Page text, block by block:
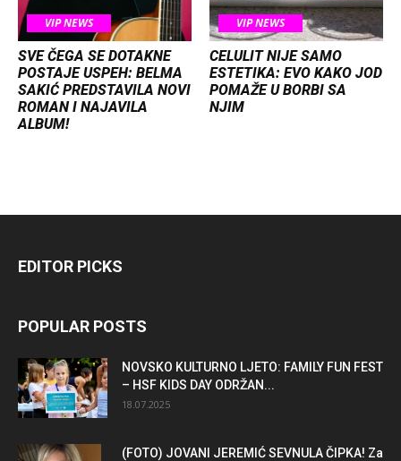
VIP NEWS
SVE ČEGA SE DOTAKNE
POSTAJE USPEH: BELMA
SAKIĆ PREDSTAVILA NOVI
ROMAN I NAJAVILA
ALBUM!
VIP NEWS
CELULIT NIJE SAMO
ESTETIKA: EVO KAKO JOD
POMAŽE U BORBI SA
NJIM
EDITOR PICKS
POPULAR POSTS
NOVSKO KULTURNO LJETO: FAMILY FUN FEST
– HSF KIDS DAY ODRŽAN...
18.07.2025
(FOTO) JOVANI JEREMIĆ SEVNULA ČIPKA! Za